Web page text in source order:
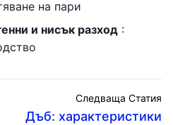
на пари
и нисък разход :
Следваща Статия
Дъб: характеристики